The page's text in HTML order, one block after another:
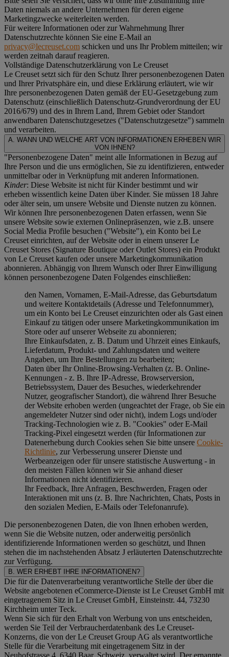
Daten niemals an andere Unternehmen für deren eigene
Marketingzwecke weiterleiten werden.
Für weitere Informationen oder zur Wahrnehmung Ihrer
Datenschutzrechte können Sie eine E-Mail an
privacy@lecreuset.com schicken und uns Ihr Problem mitteilen; wir
werden zeitnah darauf reagieren.
Vollständige Datenschutzerklärung von Le Creuset
Le Creuset setzt sich für den Schutz Ihrer personenbezogenen Daten
und Ihrer Privatsphäre ein, und diese Erklärung erläutert, wie wir
Ihre personenbezogenen Daten gemäß der EU-Gesetzgebung zum
Datenschutz (einschließlich Datenschutz-Grundverordnung der EU
2016/679) und des in Ihrem Land, Ihrem Gebiet oder Standort
anwendbaren Datenschutzgesetzes ("Datenschutzgesetze") sammeln
und verarbeiten.
A. WANN UND WELCHE ART VON INFORMATIONEN ERHEBEN WIR
VON IHNEN?
"Personenbezogene Daten" meint alle Informationen in Bezug auf
Ihre Person und die uns ermöglichen, Sie zu identifizieren, entweder
unmittelbar oder in Verknüpfung mit anderen Informationen.
Kinder: Diese Website ist nicht für Kinder bestimmt und wir
erheben wissentlich keine Daten über Kinder. Sie müssen 18 Jahre
oder älter sein, um unsere Website und Dienste nutzen zu können.
Wir können Ihre personenbezogenen Daten erfassen, wenn Sie
unsere Website sowie externen Onlinepräsenzen, wie z.B. unsere
Social Media Profile besuchen ("Website"), ein Konto bei Le
Creuset einrichten, auf der Website oder in einem unserer Le
Creuset Stores (Signature Boutique oder Outlet Stores) ein Produkt
von Le Creuset kaufen oder unsere Marketingkommunikation
abonnieren. Abhängig von Ihrem Wunsch oder Ihrer Einwilligung
können personenbezogene Daten Folgendes einschließen:
den Namen, Vornamen, E-Mail-Adresse, das Geburtsdatum
und weitere Kontaktdetails (Adresse und Telefonnummer),
um ein Konto bei Le Creuset einzurichten oder als Gast einen
Einkauf zu tätigen oder unsere Marketingkommunikation im
Store oder auf unserer Webseite zu abonnieren;
Ihre Einkaufsdaten, z. B. Datum und Uhrzeit eines Einkaufs,
Lieferdatum, Produkt- und Zahlungsdaten und weitere
Angaben, um Ihre Bestellungen zu bearbeiten;
Daten über Ihr Online-Browsing-Verhalten (z. B. Online-
Kennungen - z. B. Ihre IP-Adresse, Browserversion,
Betriebssystem, Dauer des Besuches, wiederkehrender
Nutzer, geografischer Standort), die während Ihrer Besuche
der Website erhoben werden (ungeachtet der Frage, ob Sie ein
angemeldeter Nutzer sind oder nicht), indem Logs und/oder
Tracking-Technologien wie z. B. "Cookies" oder E-Mail
Tracking-Pixel eingesetzt werden (für Informationen zur
Datenerhebung durch Cookies sehen Sie bitte unsere Cookie-
Richtlinie, zur Verbesserung unserer Dienste und
Werbeanzeigen oder für unsere statistische Auswertung - in
den meisten Fällen können wir Sie anhand dieser
Informationen nicht identifizieren.
Ihr Feedback, Ihre Anfragen, Beschwerden, Fragen oder
Interaktionen mit uns (z. B. Ihre Nachrichten, Chats, Posts in
den sozialen Medien, E-Mails oder Telefonanrufe).
Die personenbezogenen Daten, die von Ihnen erhoben werden,
wenn Sie die Website nutzen, oder anderweitig persönlich
identifizierende Informationen werden so geschützt, und Ihnen
stehen die im nachstehendenAbsatz J erläuterten Datenschutzrechte
zur Verfügung.
B. WER ERHEBT IHRE INFORMATIONEN?
Die für die Datenverarbeitung verantwortliche Stelle der über die
Website angebotenen eCommerce-Dienste ist Le Creuset GmbH mit
eingetragenem Sitz in Le Creuset GmbH, Einsteinstr. 44, 73230
Kirchheim unter Teck.
Wenn Sie sich für den Erhalt von Werbung von uns entscheiden,
werden Sie Teil der Verbraucherdatenbank des Le Creuset-
Konzerns, die von der Le Creuset Group AG als verantwortliche
Stelle für die Verarbeitung mit eingetragenem Sitz in der